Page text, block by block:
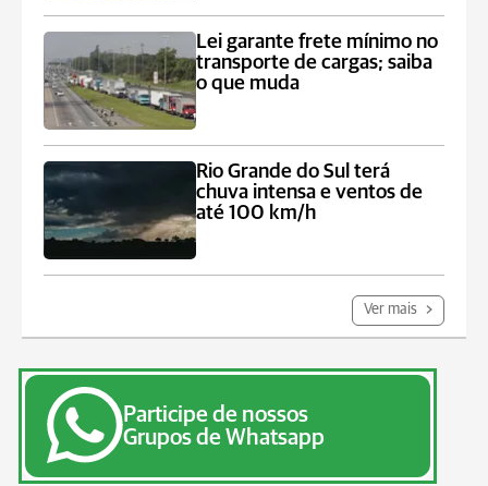
Lei garante frete mínimo no
transporte de cargas; saiba
o que muda
Rio Grande do Sul terá
chuva intensa e ventos de
até 100 km/h
Ver mais
Participe de nossos
Grupos de Whatsapp